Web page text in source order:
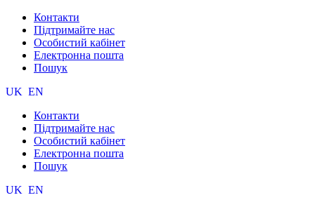
Контакти
Підтримайте нас
Особистий кабінет
Електронна пошта
Пошук
UK EN
Контакти
Підтримайте нас
Особистий кабінет
Електронна пошта
Пошук
UK EN